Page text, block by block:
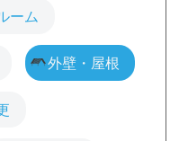
ーム
外壁・屋根